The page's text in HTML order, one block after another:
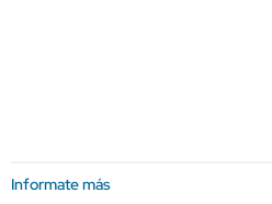
Informate más